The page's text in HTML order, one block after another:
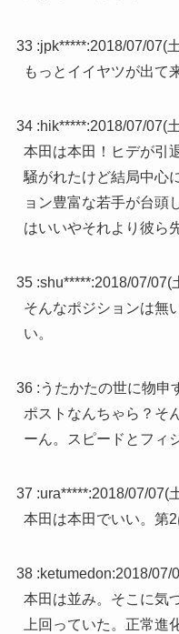
33 :jpk*****:2018/07/07(
もっとイイヤツが出て
34 :hik*****:2018/07/07(
本田は本田！ヒデが引
騒がれたけど結局中心
ョン豊富な若手が台頭
はいいやそれより彼ら
35 :shu*****:2018/07/07(
そんなポジションは無
い。
36 : うたかたの世に物申
ポストなんちゃら？そ
ーん。スピードとフィ
37 :ura*****:2018/07/07(
本田は本田でいい。第2
38 :ketumedon:2018/07/
本田は並み。そこに気
上回っていた。正常進